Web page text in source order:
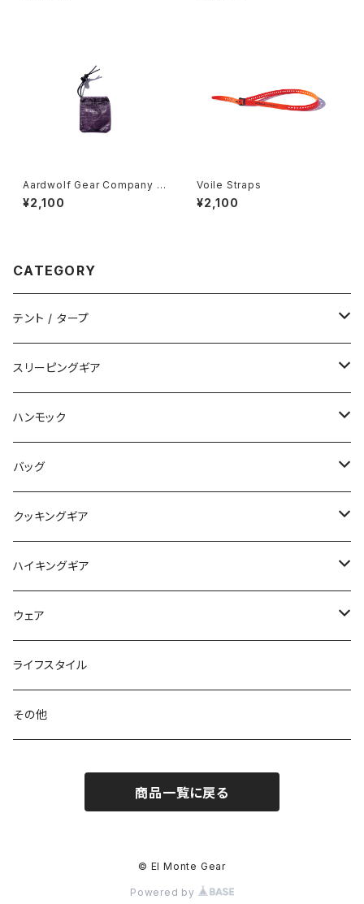
Aardwolf Gear Company /
Mini Ditty Spoon Cover
¥2,100
Voile Straps
¥2,100
CATEGORY
テント / タープ
タープ / シェルター
ペグ / ステークス
アクセサリー
スリーピングギア
シュラフ / キルト
ビビィ
マット
ピロー
ハンモック
ハンモック
アクセサリー
バッグ
バックパック
サコッシュ / ウェストポーチ
トートバッグ
パックアクセサリー
クッキングギア
バーナー / ストーブ / 燃料
クッカー / カップ
カトラリー
ボトル
ハイキングギア
ストック
スノーシュー / アイゼン
スタッフサック
ナイフ / ツール
ウェア
トップス
ハードシェル / レインウェア
ウェアアクセサリー
ライフスタイル
その他
商品一覧に戻る
© El Monte Gear
Powered by